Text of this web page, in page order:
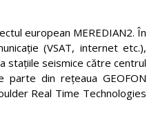
european MEREDIAN2. În
(VSAT, internet etc.),
stațiile seismice către centrul
din rețeaua GEOFON
Real Time Technologies